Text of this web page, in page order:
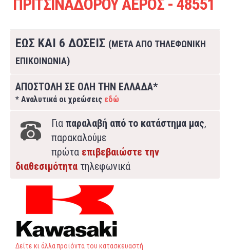
ΠΡΙΤΣΙΝΑΔΟΡΟΥ ΑΕΡΟΣ - 48551
ΕΩΣ ΚΑΙ 6 ΔΟΣΕΙΣ (ΜΕΤΑ ΑΠΟ ΤΗΛΕΦΩΝΙΚΗ
ΕΠΙΚΟΙΝΩΝΙΑ)
ΑΠΟΣΤΟΛΗ ΣΕ ΟΛΗ ΤΗΝ ΕΛΛΑΔΑ*
* Αναλυτικά οι χρεώσεις εδώ
Για παραλαβή από το κατάστημα μας,
παρακαλούμε
πρώτα επιβεβαιώστε την
διαθεσιμότητα τηλεφωνικά
Δείτε κι άλλα προϊόντα του κατασκευαστή